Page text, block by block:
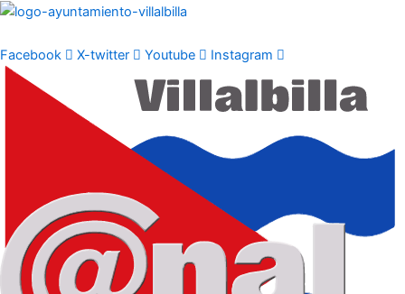
Ir
contenido
Facebook X-twitter Youtube Instagram